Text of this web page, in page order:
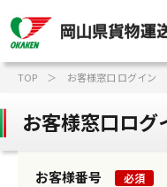
TOP お客様窓口 ログイン
お客様窓口ログ
お客様番号 必須